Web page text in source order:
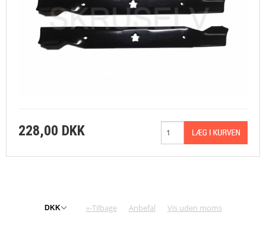
228,00 DKK
«-Tilbage Anbefal Vis uden moms